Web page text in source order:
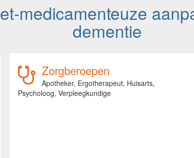
medicamenteuze
dementie
Zorgberoepen
Apotheker, Ergotherapeut, Huisarts,
Psycholoog,Verpleegkundige